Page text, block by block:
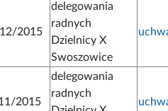
2015
delegowania
radnych
Dzielnicy X
Swoszowice
2015
delegowania
radnych